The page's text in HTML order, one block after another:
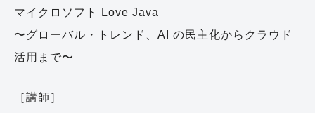
マイクロソフト Love Java
〜グローバル・トレンド、AI の民主化からクラウド
活用まで〜
［講師］